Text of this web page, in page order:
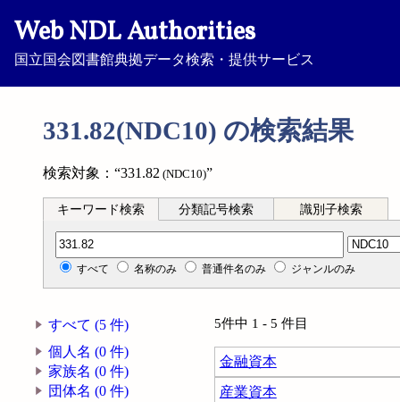
Web NDL Authorities
国立国会図書館典拠データ検索・提供サービス
331.82(NDC10) の検索結果
検索対象：“331.82 (NDC10)”
キーワード検索 分類記号検索 識別子検索
分類記号検索
すべて 名称のみ 普通件名のみ ジャンルのみ
すべて (5 件)
個人名 (0 件)
家族名 (0 件)
団体名 (0 件)
5件中 1 - 5 件目
金融資本
産業資本